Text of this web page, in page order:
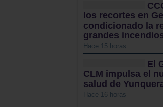
los recortes en
condicionado la
grandes
Hace 15 horas
El
CLM impulsa el
salud de
Hace 16 horas